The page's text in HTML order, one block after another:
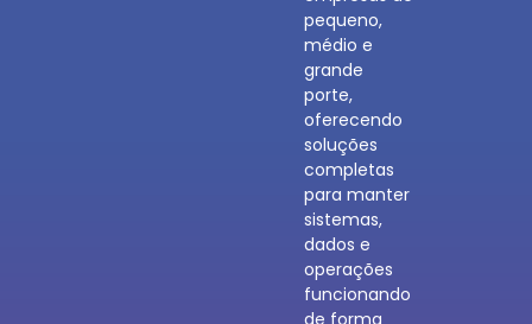
pequeno,
médio e
grande
porte,
oferecendo
soluções
completas
para manter
sistemas,
dados e
operações
funcionando
de forma